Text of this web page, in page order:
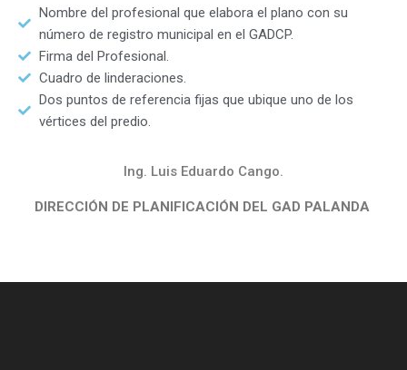
Nombre del profesional que elabora el plano con su
número de registro municipal en el GADCP.
Firma del Profesional.
Cuadro de linderaciones.
Dos puntos de referencia fijas que ubique uno de los
vértices del predio.
Ing. Luis Eduardo Cango.
DIRECCIÓN DE PLANIFICACIÓN DEL GAD PALANDA